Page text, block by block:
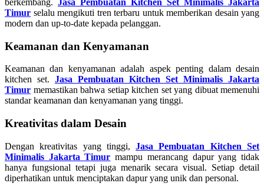
Timur selalu mengikuti tren terbaru untuk memberikan desain yang
modern dan up-to-date kepada pelanggan.
Keamanan dan Kenyamanan
Keamanan dan kenyamanan adalah aspek penting dalam desain
kitchen set. Jasa Pembuatan Kitchen Set Minimalis Jakarta
Timur memastikan bahwa setiap kitchen set yang dibuat memenuhi
standar keamanan dan kenyamanan yang tinggi.
Kreativitas dalam Desain
Dengan kreativitas yang tinggi,Jasa Pembuatan Kitchen Set
Minimalis Jakarta Timur mampu merancang dapur yang tidak
hanya fungsional tetapi juga menarik secara visual. Setiap detail
diperhatikan untuk menciptakan dapur yang unik dan personal.